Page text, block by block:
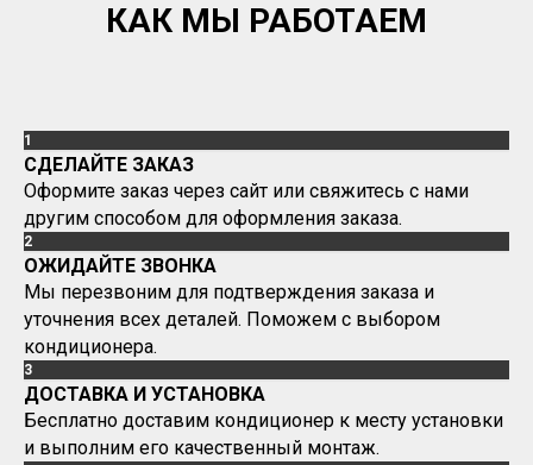
КАК МЫ РАБОТАЕМ
1
СДЕЛАЙТЕ ЗАКАЗ
Оформите заказ через сайт или свяжитесь с нами
другим способом для оформления заказа.
2
ОЖИДАЙТЕ ЗВОНКА
Мы перезвоним для подтверждения заказа и
уточнения всех деталей. Поможем с выбором
кондиционера.
3
ДОСТАВКА И УСТАНОВКА
Бесплатно доставим кондиционер к месту установки
и выполним его качественный монтаж.